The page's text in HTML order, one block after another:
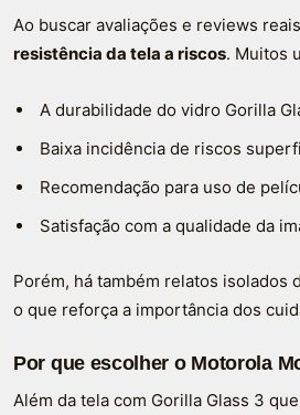
Ao buscar avaliações e reviews
resistência da tela a riscos. Muitos
A durabilidade do vidro Gorilla
Baixa incidência de riscos
Recomendação para uso de
Satisfação com a qualidade da
Porém, há também relatos
o que reforça a importância dos
Por que escolher o Motorola
Além da tela com Gorilla Glass 3